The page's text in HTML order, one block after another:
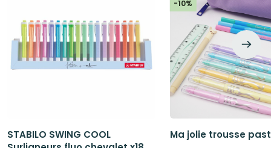
STABILO SWING COOL
-10%
Ma jolie trousse